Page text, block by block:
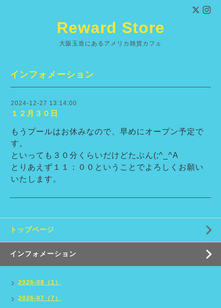
Reward Store
大阪玉造にあるアメリカ雑貨カフェ
インフォメーション
2024-12-27 13:14:00
１２月３０日
もうプールはお休みなので、早めにオープン予定で
す。
といっても３０分くらいだけどたぶん(;^_^A
とりあえず１１：００ということでよろしくお願い
いたします。
トップページ
インフォメーション
2026-08（1）
2026-07（7）